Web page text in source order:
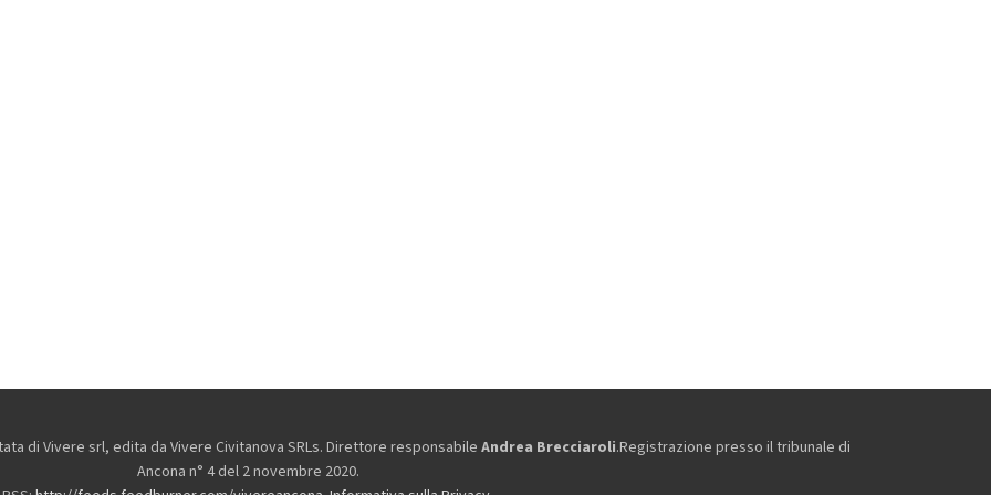
di Vivere srl, edita da Vivere Civitanova SRLs. Direttore responsabile Andrea Brecciaroli.Registrazione presso il tribunale di
Ancona n° 4 del 2 novembre 2020.